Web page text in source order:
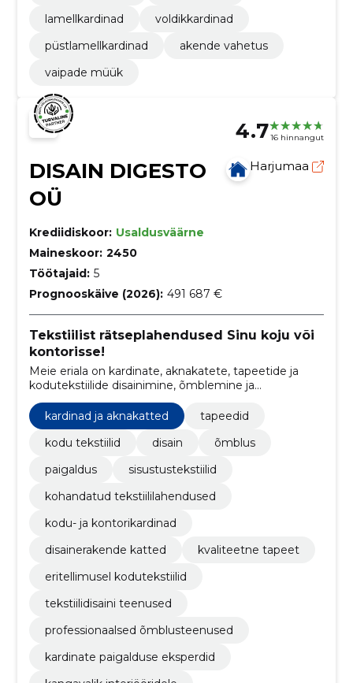
lamellkardinad
voldikkardinad
püstlamellkardinad
akende vahetus
vaipade müük
4.716 hinnangut
DISAIN DIGESTO
OÜ
Harjumaa
Krediidiskoor: Usaldusväärne
Maineskoor: 2450
Töötajaid: 5
Prognooskäive (2026): 491 687 €
Tekstiilist rätseplahendused Sinu koju või
kontorisse!
Meie eriala on kardinate, aknakatete, tapeetide ja
kodutekstiilide disainimine, õmblemine ja
paigaldamine.
kardinad ja aknakatted
tapeedid
kodu tekstiilid
disain
õmblus
paigaldus
sisustustekstiilid
kohandatud tekstiililahendused
kodu- ja kontorikardinad
disainerakende katted
kvaliteetne tapeet
eritellimusel kodutekstiilid
tekstiilidisaini teenused
professionaalsed õmblusteenused
kardinate paigalduse eksperdid